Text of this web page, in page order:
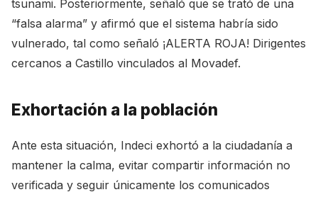
tsunami. Posteriormente, señaló que se trató de una
“falsa alarma” y afirmó que el sistema habría sido
vulnerado, tal como señaló ¡ALERTA ROJA! Dirigentes
cercanos a Castillo vinculados al Movadef.
Exhortación a la población
Ante esta situación, Indeci exhortó a la ciudadanía a
mantener la calma, evitar compartir información no
verificada y seguir únicamente los comunicados